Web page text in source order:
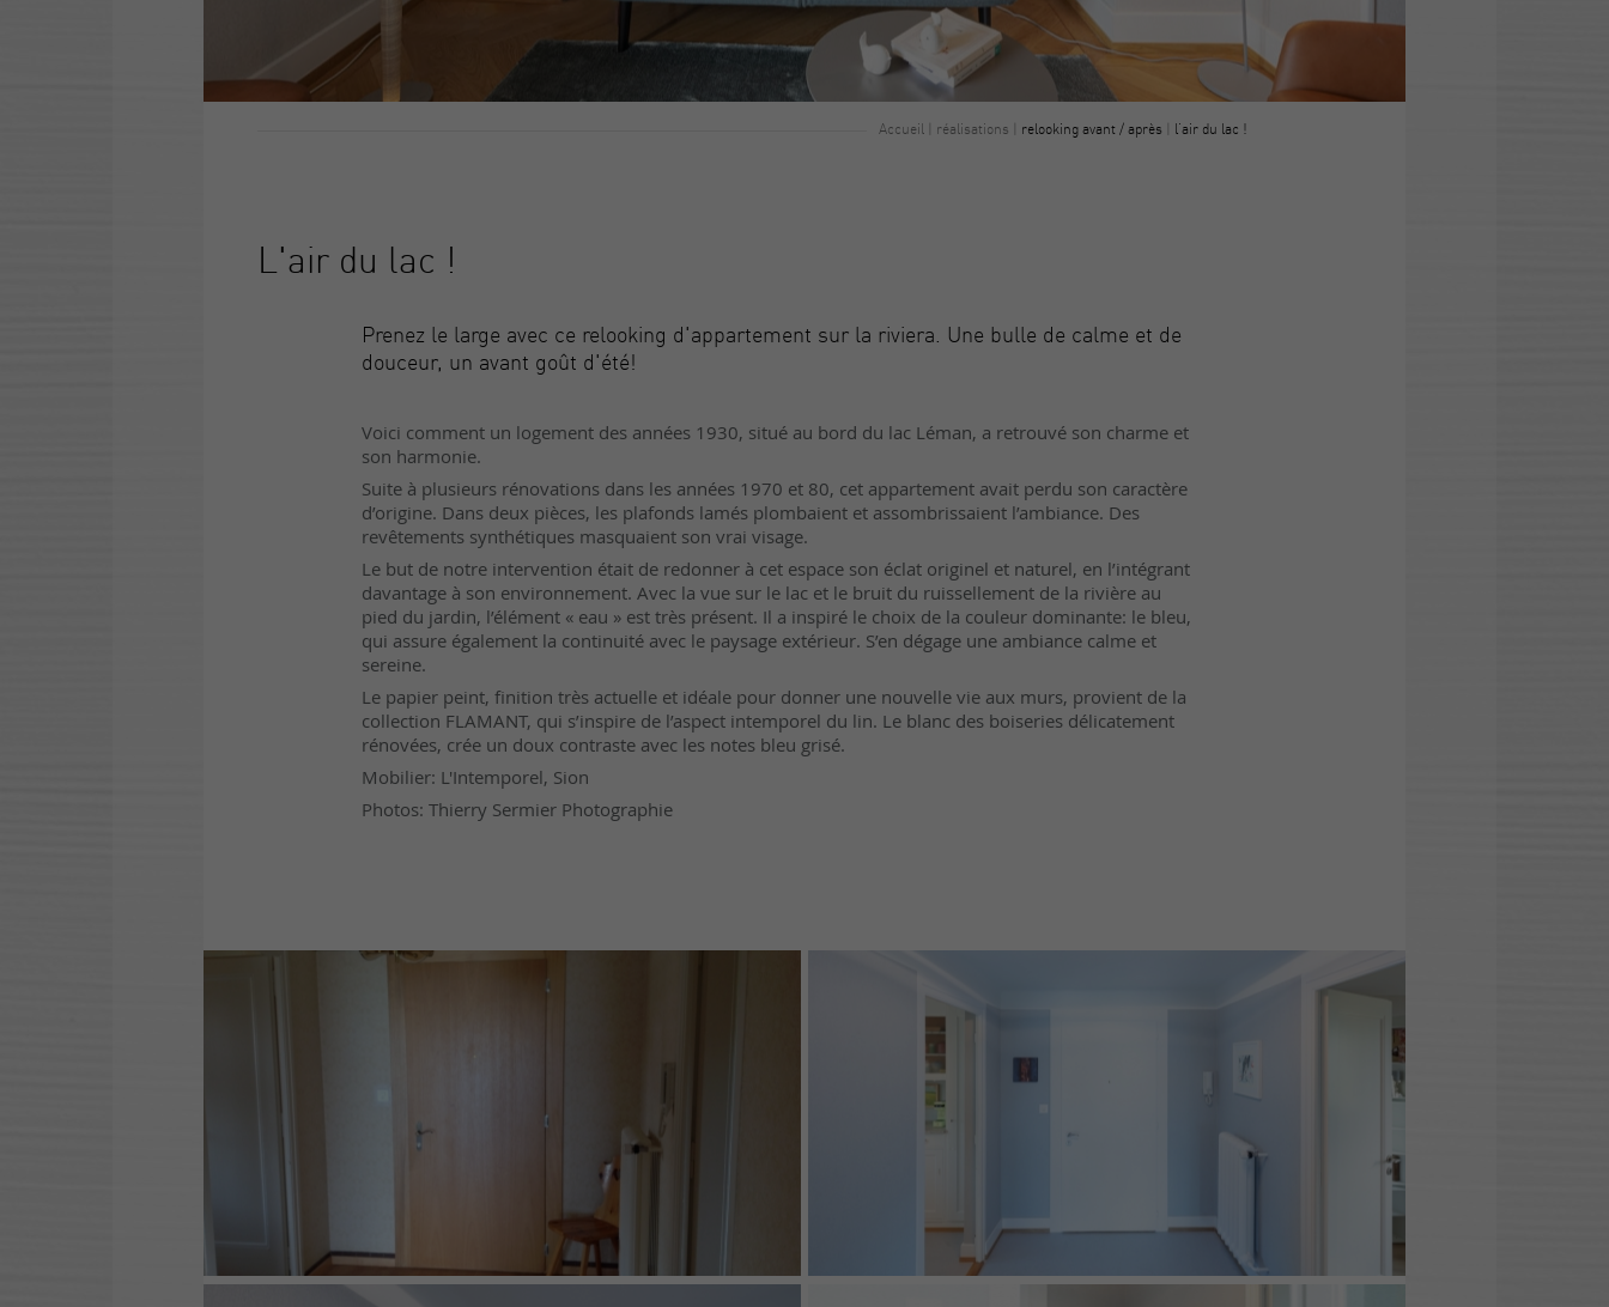
Accueil réalisations relooking avant / après l'air du lac !
L'air du lac !
Prenez le large avec ce relooking d'appartement sur la riviera. Une bulle de calme et de
douceur, un avant goût d'été!
Voici comment un logement des années 1930, situé au bord du lac Léman, a retrouvé son charme et
son harmonie.
Suite à plusieurs rénovations dans les années 1970 et 80, cet appartement avait perdu son caractère
d’origine. Dans deux pièces, les plafonds lamés plombaient et assombrissaient l’ambiance. Des
revêtements synthétiques masquaient son vrai visage.
Le but de notre intervention était de redonner à cet espace son éclat originel et naturel, en l’intégrant
davantage à son environnement. Avec la vue sur le lac et le bruit du ruissellement de la rivière au
pied du jardin, l’élément « eau » est très présent. Il a inspiré le choix de la couleur dominante: le bleu,
qui assure également la continuité avec le paysage extérieur. S’en dégage une ambiance calme et
sereine.
Le papier peint, finition très actuelle et idéale pour donner une nouvelle vie aux murs, provient de la
collection FLAMANT, qui s’inspire de l’aspect intemporel du lin. Le blanc des boiseries délicatement
rénovées, crée un doux contraste avec les notes bleu grisé.
Mobilier: L'Intemporel, Sion
Photos: Thierry Sermier Photographie